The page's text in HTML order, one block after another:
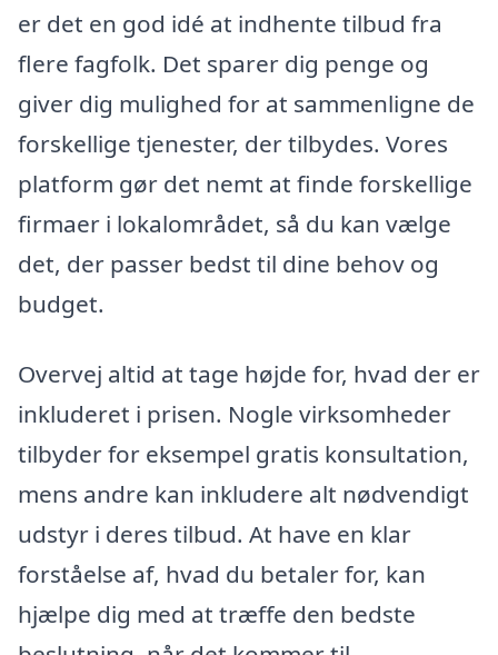
er det en god idé at indhente tilbud fra
flere fagfolk. Det sparer dig penge og
giver dig mulighed for at sammenligne de
forskellige tjenester, der tilbydes. Vores
platform gør det nemt at finde forskellige
firmaer i lokalområdet, så du kan vælge
det, der passer bedst til dine behov og
budget.
Overvej altid at tage højde for, hvad der er
inkluderet i prisen. Nogle virksomheder
tilbyder for eksempel gratis konsultation,
mens andre kan inkludere alt nødvendigt
udstyr i deres tilbud. At have en klar
forståelse af, hvad du betaler for, kan
hjælpe dig med at træffe den bedste